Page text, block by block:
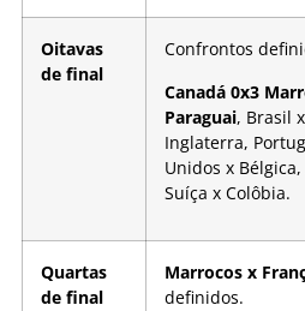
Oitavas
de final
Confrontos
Canadá 0x3
Paraguai, Brasil
Inglaterra,
Unidos x
Suíça x Colôbia.
Quartas
de final
Marrocos x
definidos.